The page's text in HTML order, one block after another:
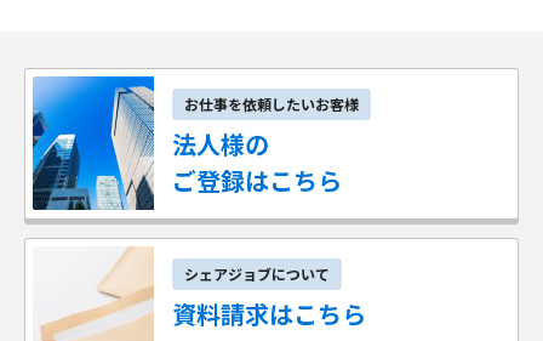
お仕事を依頼したいお客様
法人様の
ご登録はこちら
シェアジョブについて
資料請求はこちら